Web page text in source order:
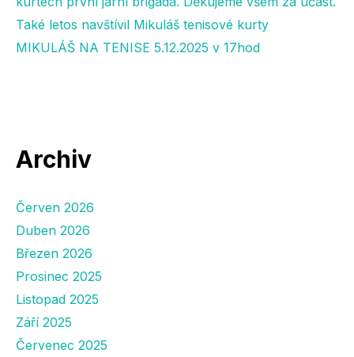
Také letos navštívil Mikuláš tenisové kurty
MIKULÁŠ NA TENISE 5.12.2025 v 17hod
Archiv
Červen 2026
Duben 2026
Březen 2026
Prosinec 2025
Listopad 2025
Září 2025
Červenec 2025